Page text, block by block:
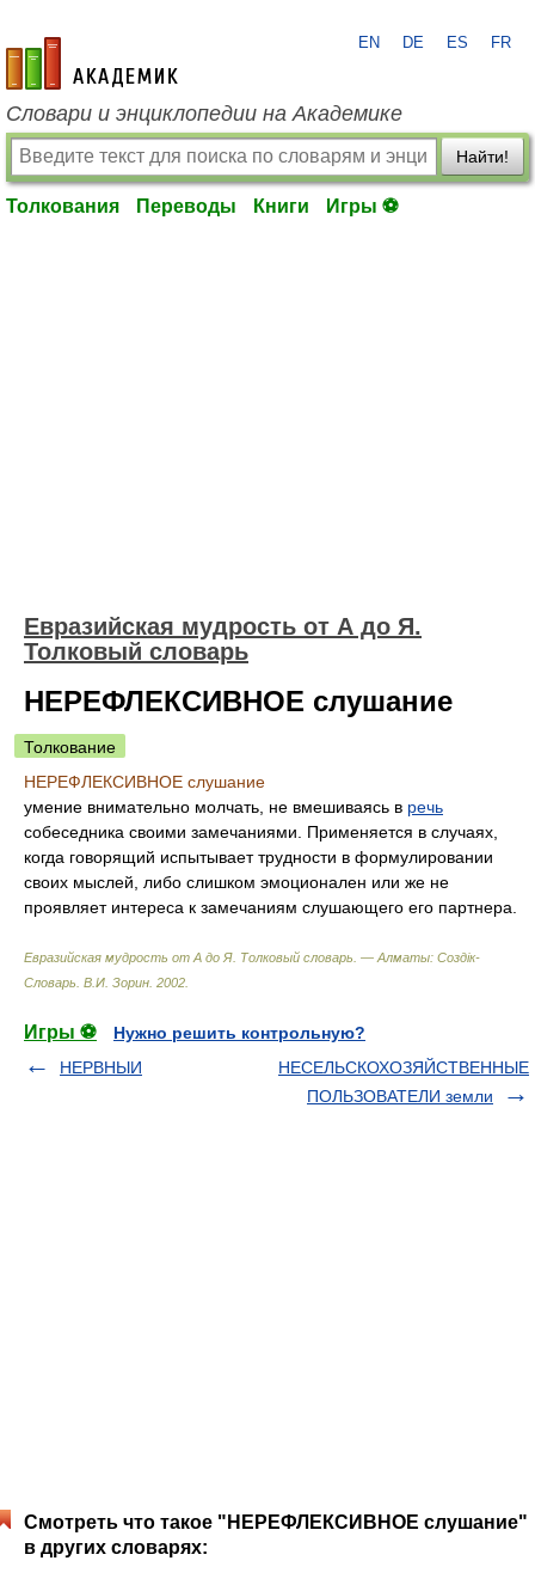
academic.ru
EN DE ES FR
Словари и энциклопедии на Академике
Найти!
Толкования Переводы Книги Игры ⚽
Евразийская мудрость от А до Я.
Толковый словарь
НЕРЕФЛЕКСИВНОЕ слушание
Толкование
НЕРЕФЛЕКСИВНОЕ слушание
умение внимательно молчать, не вмешиваясь в речь
собеседника своими замечаниями. Применяется в случаях,
когда говорящий испытывает трудности в формулировании
своих мыслей, либо слишком эмоционален или же не
проявляет интереса к замечаниям слушающего его партнера.
Евразийская мудрость от А до Я. Толковый словарь. — Алматы: Создiк-
Словарь В.И. Зорин 2002
Игры ⚽
Нужно решить контрольную?
НЕРВНЫИ
НЕСЕЛЬСКОХОЗЯЙСТВЕННЫЕ
ПОЛЬЗОВАТЕЛИ земли
Смотреть что такое "НЕРЕФЛЕКСИВНОЕ слушание"
в других словарях: